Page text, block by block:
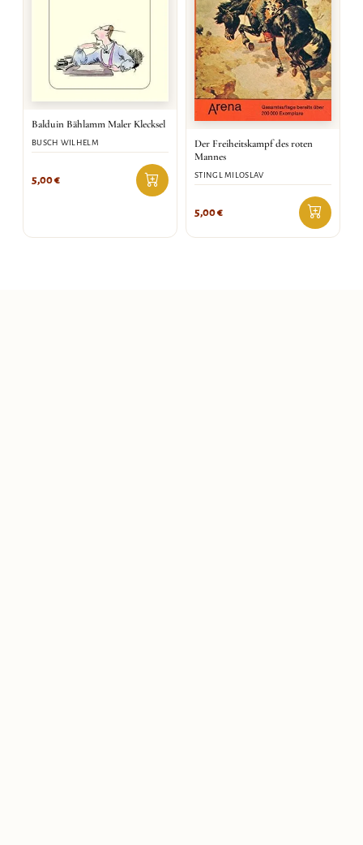
Balduin Bählamm Maler Klecksel
BUSCH WILHELM
5,00€
Der Freiheitskampf des roten
Mannes
STINGL MILOSLAV
5,00€